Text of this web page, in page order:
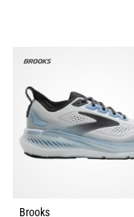
Brooks